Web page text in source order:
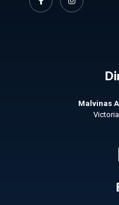
Malvinas